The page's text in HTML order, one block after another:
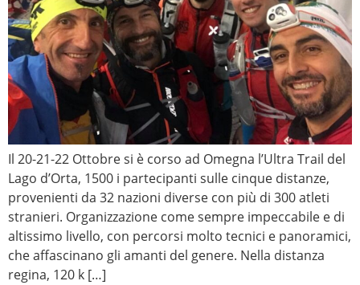
Il 20-21-22 Ottobre si è corso ad Omegna l’Ultra Trail del
Lago d’Orta, 1500 i partecipanti sulle cinque distanze,
provenienti da 32 nazioni diverse con più di 300 atleti
stranieri. Organizzazione come sempre impeccabile e di
altissimo livello, con percorsi molto tecnici e panoramici,
che affascinano gli amanti del genere. Nella distanza
regina, 120 k […]